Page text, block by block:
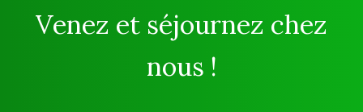
Venez et séjournez chez
nous !